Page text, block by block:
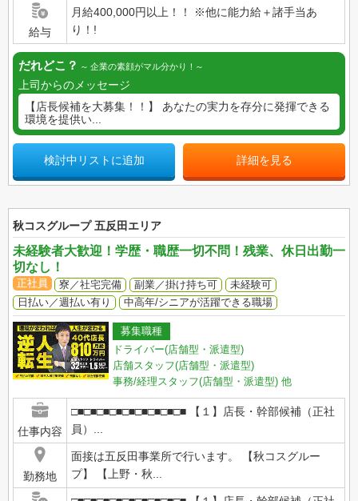
給与
月給400,000円以上！！ ※他に能力給＋諸手当あ
り！!
だれどこ？ 企業の素顔がマル分かり！
上司からのメッセージ
【店長候補を大募集！！】 あなたの実力を存分に発揮できる
環境を提供い...
検討中リストに追加 詳細を見る
秋コスグループ 五反田エリア
未経験者大歓迎！学歴・職歴一切不問！残業、休日出勤一
切なし！
正社員 寮／社宅完備 副業／掛け持ち可
未経験可
日払い／週払い有り
中高年/シニアが活躍できる職場
募集職種
ドライバー(店舗型・派遣型)
店舗スタッフ(店舗型・派遣型)
事務/経理スタッフ(店舗型・派遣型) 他
仕事内容
□■□■□■□■□■□■□■□■□■ 【１】店長・幹部候補（正社
員）...
勤務地
面接は五反田事業所で行います。 【秋コスグルー
プ】 【上野・秋...